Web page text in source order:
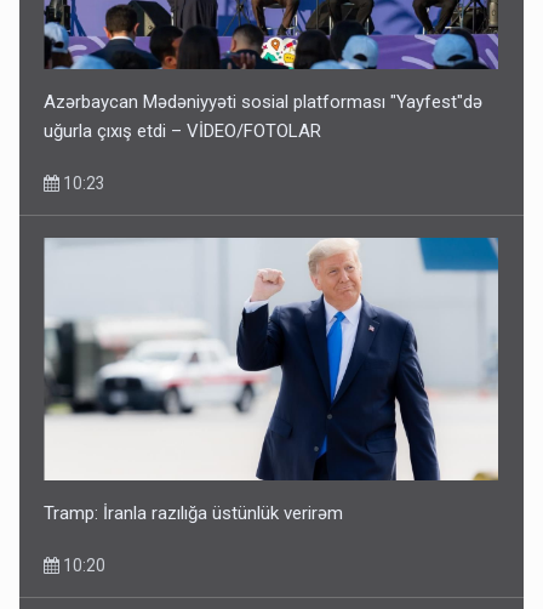
Azərbaycan Mədəniyyəti sosial platforması "Yayfest"də
uğurla çıxış etdi – VİDEO/FOTOLAR
10:23
Tramp: İranla razılığa üstünlük verirəm
10:20